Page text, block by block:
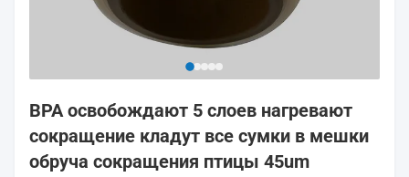
BPA освобождают 5 слоев нагревают
сокращение кладут все сумки в мешки
обруча сокращения птицы 45um